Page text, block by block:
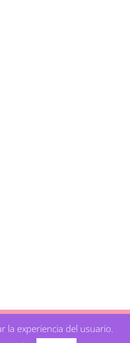
la experiencia del usuario.